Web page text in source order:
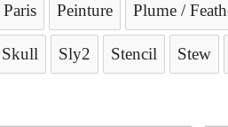
Paris Peinture Plume /
Skull Sly2 Stencil Stew